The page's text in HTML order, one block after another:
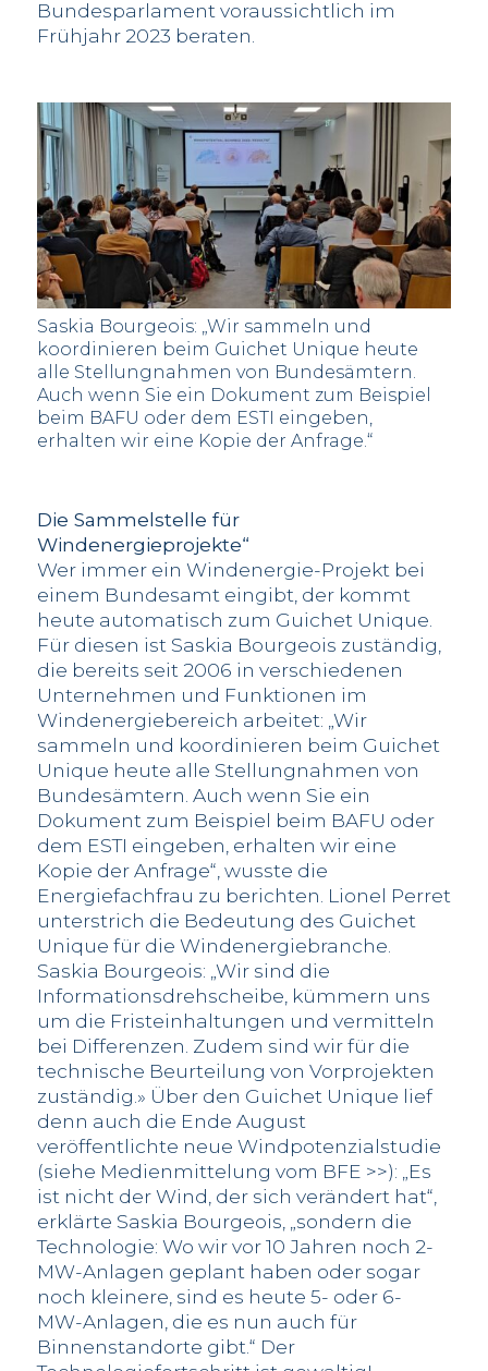
Bundesparlament voraussichtlich im
Frühjahr 2023 beraten.
Saskia Bourgeois: „Wir sammeln und
koordinieren beim Guichet Unique heute
alle Stellungnahmen von Bundesämtern.
Auch wenn Sie ein Dokument zum Beispiel
beim BAFU oder dem ESTI eingeben,
erhalten wir eine Kopie der Anfrage.“
Die Sammelstelle für
Windenergieprojekte“
Wer immer ein Windenergie-Projekt bei
einem Bundesamt eingibt, der kommt
heute automatisch zum Guichet Unique.
Für diesen ist Saskia Bourgeois zuständig,
die bereits seit 2006 in verschiedenen
Unternehmen und Funktionen im
Windenergiebereich arbeitet: „Wir
sammeln und koordinieren beim Guichet
Unique heute alle Stellungnahmen von
Bundesämtern. Auch wenn Sie ein
Dokument zum Beispiel beim BAFU oder
dem ESTI eingeben, erhalten wir eine
Kopie der Anfrage“, wusste die
Energiefachfrau zu berichten. Lionel Perret
unterstrich die Bedeutung des Guichet
Unique für die Windenergiebranche.
Saskia Bourgeois: „Wir sind die
Informationsdrehscheibe, kümmern uns
um die Fristeinhaltungen und vermitteln
bei Differenzen. Zudem sind wir für die
technische Beurteilung von Vorprojekten
zuständig.» Über den Guichet Unique lief
denn auch die Ende August
veröffentlichte neue Windpotenzialstudie
(siehe Medienmittelung vom BFE >>): „Es
ist nicht der Wind, der sich verändert hat“,
erklärte Saskia Bourgeois, „sondern die
Technologie: Wo wir vor 10 Jahren noch 2-
MW-Anlagen geplant haben oder sogar
noch kleinere, sind es heute 5- oder 6-
MW-Anlagen, die es nun auch für
Binnenstandorte gibt.“ Der